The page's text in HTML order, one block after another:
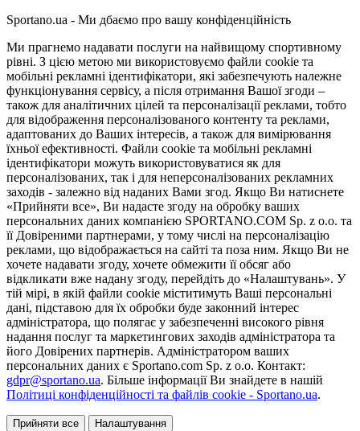
Sportano.ua - Ми дбаємо про вашу конфіденційність
Ми прагнемо надавати послуги на найвищому спортивному
рівні. З цією метою ми використовуємо файли cookie та
мобільні рекламні ідентифікатори, які забезпечують належне
функціонування сервісу, а після отримання Вашої згоди –
також для аналітичних цілей та персоналізації реклами, тобто
для відображення персоналізованого контенту та реклами,
адаптованих до Ваших інтересів, а також для вимірювання
їхньої ефективності. Файли cookie та мобільні рекламні
ідентифікатори можуть використовуватися як для
персоналізованих, так і для неперсоналізованих рекламних
заходів - залежно від наданих Вами згод. Якщо Ви натиснете
«Прийняти все», Ви надасте згоду на обробку ваших
персональних даних компанією SPORTANO.COM Sp. z o.o. та
її Довіреними партнерами, у тому числі на персоналізацію
реклами, що відображається на сайті та поза ним. Якщо Ви не
хочете надавати згоду, хочете обмежити її обсяг або
відкликати вже надану згоду, перейдіть до «Налаштувань». У
тій мірі, в якій файли cookie міститимуть Ваші персональні
дані, підставою для їх обробки буде законний інтерес
адміністратора, що полягає у забезпеченні високого рівня
надання послуг та маркетингових заходів адміністратора та
його Довірених партнерів. Адміністратором ваших
персональних даних є Sportano.com Sp. z o.o. Контакт:
gdpr@sportano.ua. Більше інформації Ви знайдете в нашій
Політиці конфіденційності та файлів cookie - Sportano.ua.
Прийняти все Налаштування